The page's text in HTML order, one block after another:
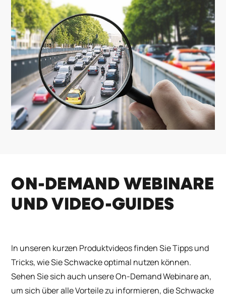
ON-DEMAND WEBINARE
UND VIDEO-GUIDES
In unseren kurzen Produktvideos finden Sie Tipps und
Tricks, wie Sie Schwacke optimal nutzen können.
Sehen Sie sich auch unsere On-Demand Webinare an,
um sich über alle Vorteile zu informieren, die Schwacke